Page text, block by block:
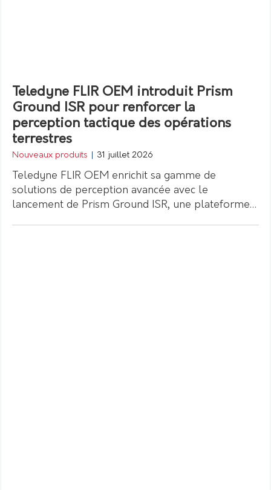
Teledyne FLIR OEM introduit Prism
Ground ISR pour renforcer la
perception tactique des opérations
terrestres
Nouveaux produits 31 juillet 2026
Teledyne FLIR OEM enrichit sa gamme de
solutions de perception avancée avec le
lancement de Prism Ground ISR, une plateforme…